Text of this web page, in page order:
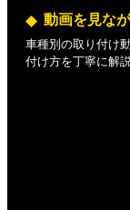
動画を見な
車種別の取り付け
付け方を丁寧に解